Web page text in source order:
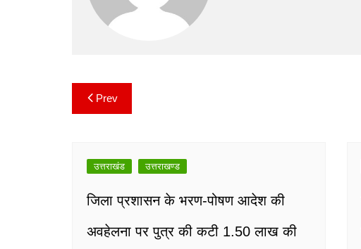
k
Post
navigation
Prev
उत्तराखंड उत्तराखण्ड
जिला प्रशासन के भरण-पोषण आदेश की
अवहेलना पर पुत्र की कटी 1.50 लाख की